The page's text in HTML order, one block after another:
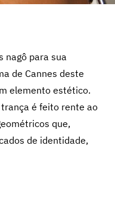
nagô para sua
de Cannes deste
elemento estético.
é feito rente ao
que,
de identidade,